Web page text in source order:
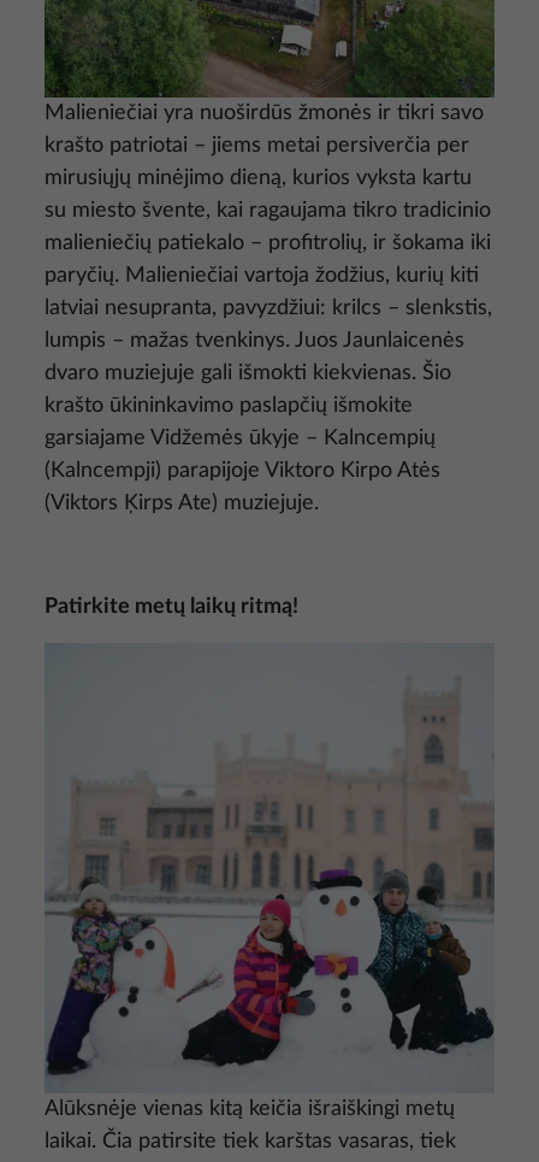
Malieniečiai yra nuoširdūs žmonės ir tikri savo
krašto patriotai – jiems metai persiverčia per
mirusiųjų minėjimo dieną, kurios vyksta kartu
su miesto švente, kai ragaujama tikro tradicinio
malieniečių patiekalo – profitrolių, ir šokama iki
paryčių. Malieniečiai vartoja žodžius, kurių kiti
latviai nesupranta, pavyzdžiui: krilcs – slenkstis,
lumpis – mažas tvenkinys. Juos Jaunlaicenės
dvaro muziejuje gali išmokti kiekvienas. Šio
krašto ūkininkavimo paslapčių išmokite
garsiajame Vidžemės ūkyje – Kalncempių
(Kalncempji) parapijoje Viktoro Kirpo Atės
(Viktors Ķirps Ate) muziejuje.
Patirkite metų laikų ritmą!
Alūksnėje vienas kitą keičia išraiškingi metų
laikai. Čia patirsite tiek karštas vasaras, tiek